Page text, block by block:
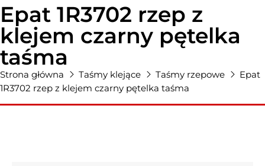
Epat 1R3702 rzep z
klejem czarny pętelka
taśma
Strona główna Taśmy klejące Taśmy rzepowe
Epat
1R3702 rzep z klejem czarny pętelka taśma